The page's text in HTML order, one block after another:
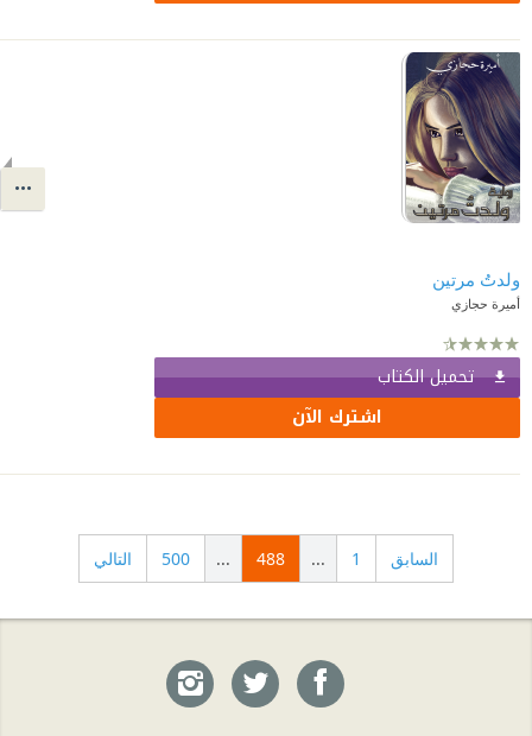
ولدتُ مرتين
أميرة حجازي
تحميل الكتاب
اشترك الآن
السابق 1
...
488
...
500 التالي